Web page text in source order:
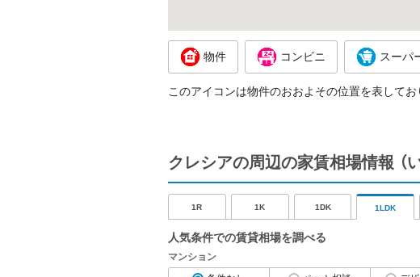
物件 コンビニ スーパ
このアイコンは物件のおおよその位置を表して
クレシアの周辺の家賃相場情報 （
1R 1K 1DK 1LDK
人気条件での賃貸相場を調べる
マンション